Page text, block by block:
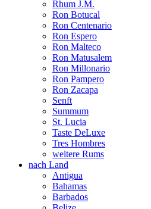
Rhum J.M.
Ron Botucal
Ron Centenario
Ron Espero
Ron Malteco
Ron Matusalem
Ron Millonario
Ron Pampero
Ron Zacapa
Senft
Summum
St. Lucia
Taste DeLuxe
Tres Hombres
weitere Rums
nach Land
Antigua
Bahamas
Barbados